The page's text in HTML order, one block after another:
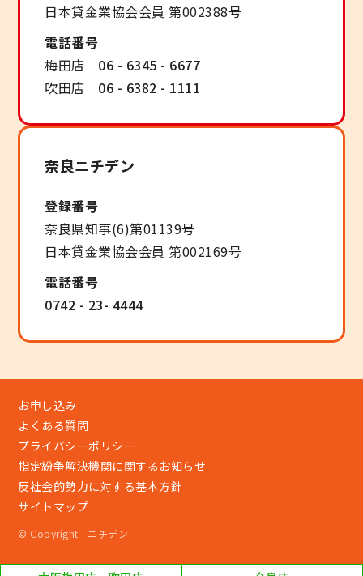
日本貸金業協会会員 第002388号
電話番号
梅田店 06 - 6345 - 6677
吹田店 06 - 6382 - 1111
奈良ニチデン
登録番号
奈良県知事(6)第01139号
日本貸金業協会会員 第002169号
電話番号
0742 - 23- 4444
お申し込み
よくある質問
プライバシーポリシー
指定紛争解決機関に関するお知らせ
反社会的勢力に対する基本方針
サイトマップ
© Copyright - ニチデン